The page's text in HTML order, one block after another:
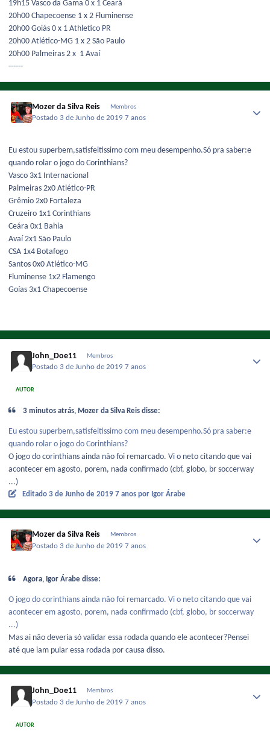
19h15 Vasco da Gama 0 x 1 Ceará
20h00 Chapecoense 1 x 2 Fluminense
20h00 Goiás 0 x 1 Athletico PR
20h00 Atlético-MG 1 x 2 São Paulo
20h00 Palmeiras 2 x 1 Avaí
------
Mozer da Silva Reis Membros
Postado 3 de Junho de 2019 7 anos
Eu estou superbem,satisfeitissimo com meu desempenho.Só pra saber:e
quando rolar o jogo do Corinthians?
Vasco 3x1 Internacional
Palmeiras 2x0 Atlético-PR
Grêmio 2x0 Fortaleza
Cruzeiro 1x1 Corinthians
Ceára 0x1 Bahia
Avaí 2x1 São Paulo
CSA 1x4 Botafogo
Santos 0x0 Atlético-MG
Fluminense 1x2 Flamengo
Goías 3x1 Chapecoense
John_Doe11 Membros
Postado 3 de Junho de 20197 anos
AUTOR
3 minutos atrás, Mozer da Silva Reis disse:
Eu estou superbem,satisfeitissimo com meu desempenho.Só pra saber:e
quando rolar o jogo do Corinthians?
O jogo do corinthians ainda não foi remarcado. Vi o neto citando que vai
acontecer em agosto, porem, nada confirmado (cbf, globo, br soccerway
...)
Editado 3 de Junho de 2019 7 anos por Igor Árabe
Mozer da Silva Reis Membros
Postado 3 de Junho de 20197 anos
Agora, Igor Árabe disse:
O jogo do corinthians ainda não foi remarcado. Vi o neto citando que vai
acontecer em agosto, porem, nada confirmado (cbf, globo, br soccerway
...)
Mas ai não deveria só validar essa rodada quando ele acontecer?Pensei
até que iam pular essa rodada por causa disso.
John_Doe11 Membros
Postado 3 de Junho de 20197 anos
AUTOR